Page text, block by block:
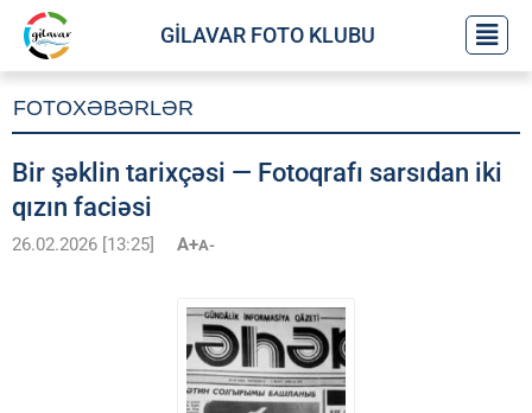
GİLAVAR FOTO KLUBU
FOTOXƏBƏRLƏR
Bir şəklin tarixçəsi — Fotoqrafı sarsıdan iki
qızın faciəsi
26.02.2026 [13:25] A+A-